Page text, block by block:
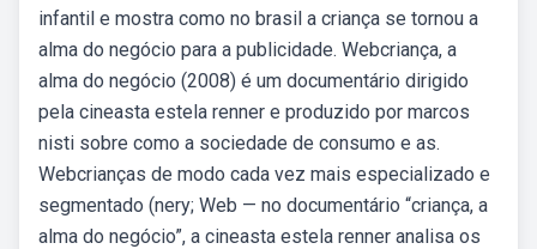
infantil e mostra como no brasil a criança se tornou a
alma do negócio para a publicidade. Webcriança, a
alma do negócio (2008) é um documentário dirigido
pela cineasta estela renner e produzido por marcos
nisti sobre como a sociedade de consumo e as.
Webcrianças de modo cada vez mais especializado e
segmentado (nery; Web — no documentário “criança, a
alma do negócio”, a cineasta estela renner analisa os